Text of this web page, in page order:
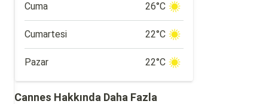
Cuma 26°C
Cumartesi 22°C
Pazar 22°C
Cannes Hakkında Daha Fazla